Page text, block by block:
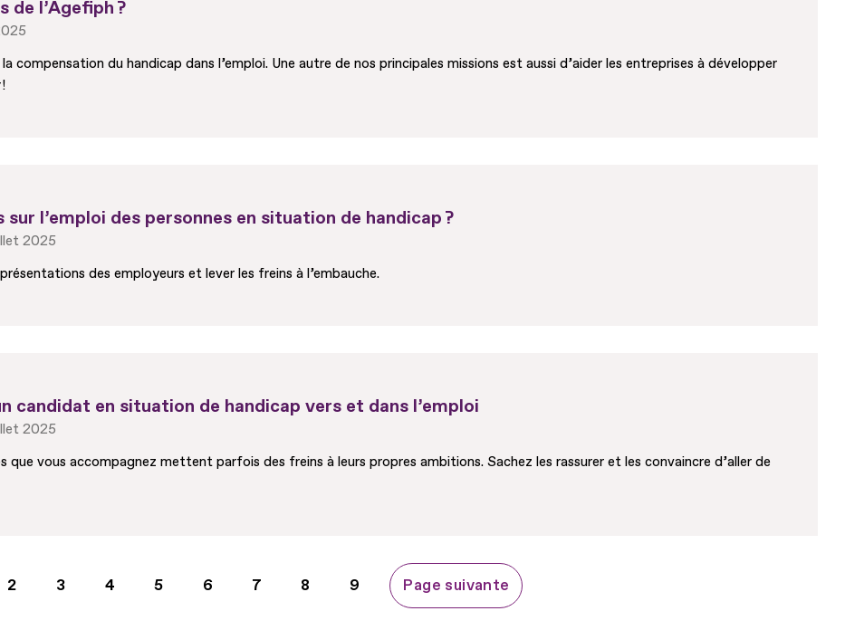
de l’Agefiph ?
compensation du handicap dans l’emploi. Une autre de nos principales missions est aussi d’aider les entreprises à développer
l’emploi des personnes en situation de handicap ?
2025
des employeurs et lever les freins à l’embauche.
candidat en situation de handicap vers et dans l’emploi
2025
que vous accompagnez mettent parfois des freins à leurs propres ambitions. Sachez les rassurer et les convaincre d’aller de
Page
2 Page
3 Page
4 Page
5 Page
6 Page
7 Page
8 Page
9 Page suivante